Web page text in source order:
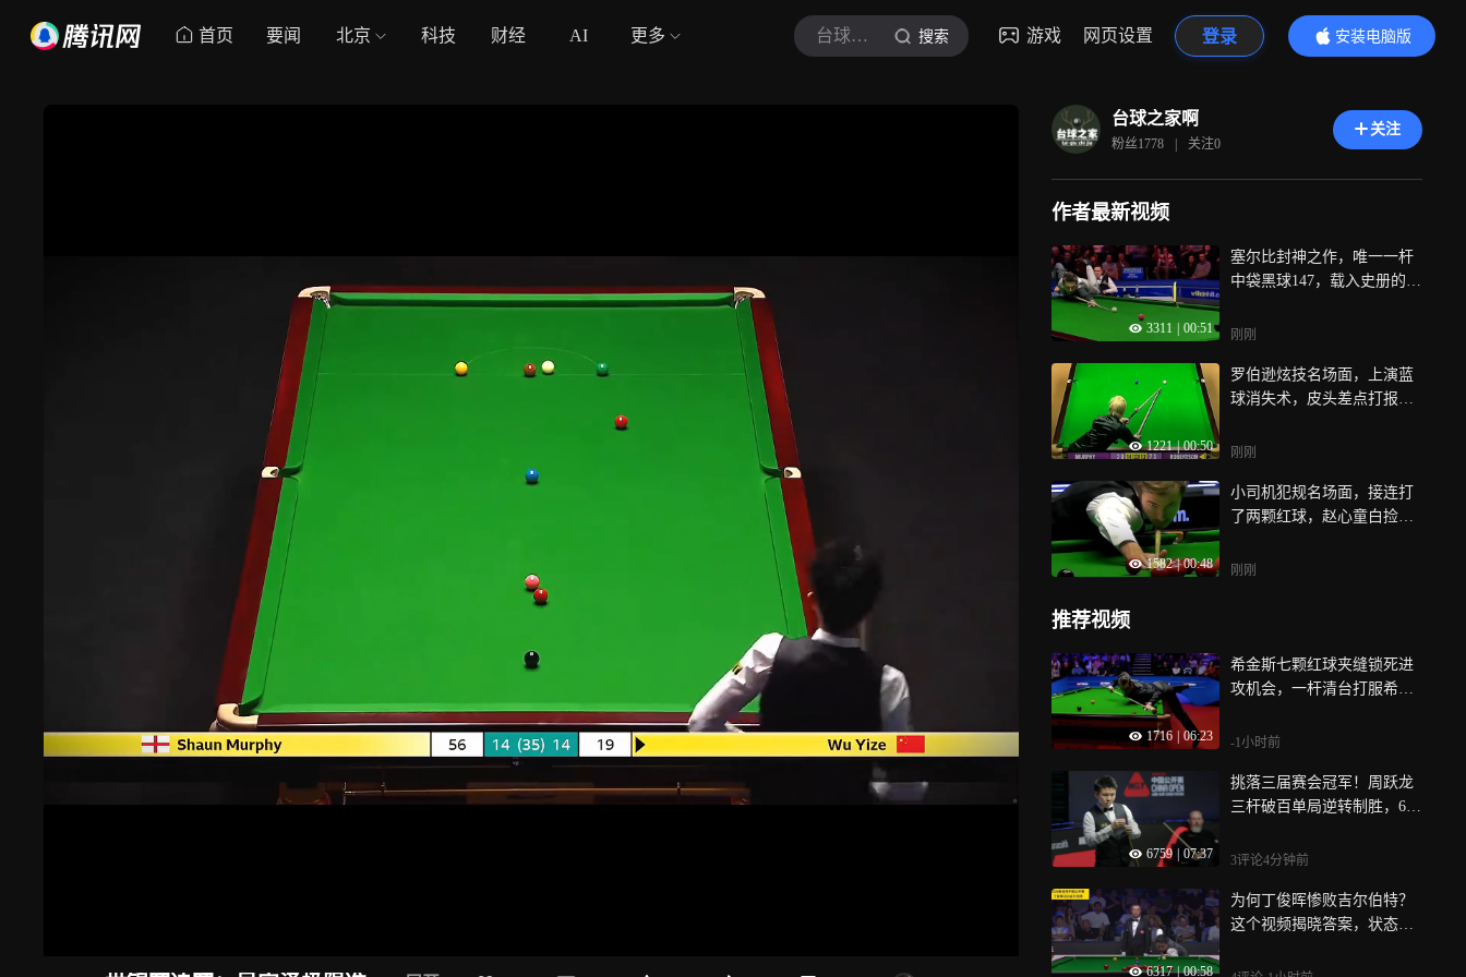
首页 要闻 北京 科技 财经 AI 更多 台球之家啊 搜索 游戏 网页设置 登录
安装电脑版
内容更精彩
台球之家啊
粉丝1778 | 关注0
关注
作者最新视频
3311 00:51
塞尔比封神之作，唯一一杆
中袋黑球147，载入史册的满
刚刚
1221 | 00:50
罗伯逊炫技名场面，上演蓝
球消失术，皮头差点打报
刚刚
1582 | 00:48
小司机犯规名场面，接连打
了两颗红球，赵心童白捡一
刚刚
推荐视频
1716 06:23
希金斯七颗红球夹缝锁死进
攻机会，一杆清台打服希金
-1小时前
6759 07:37
挑落三届赛会冠军！周跃龙
三杆破百单局逆转制胜，6-3
3评论4分钟前
6317 | 00:58
为何丁俊晖惨败吉尔伯特？
这个视频揭晓答案，状态差